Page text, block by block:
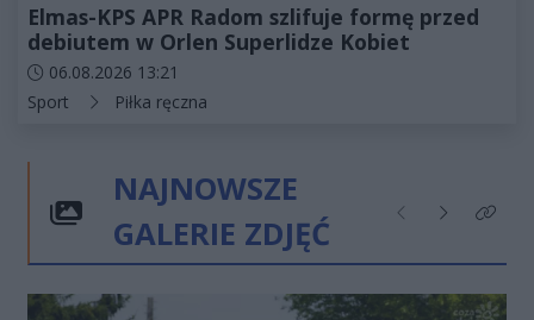
Elmas-KPS APR Radom szlifuje formę przed
debiutem w Orlen Superlidze Kobiet
Data dodania artykułu:
06.08.2026 13:21
Kategorie artykułu:
Sport Piłka ręczna
NAJNOWSZE
GALERIE ZDJĘĆ
Poprzednie
NastępneKliknij